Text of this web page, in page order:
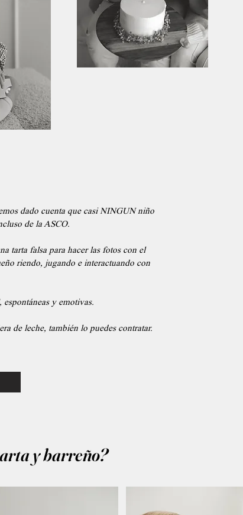
dado cuenta que casi NINGUN niño
de la ASCO.
tarta falsa para hacer las fotos con el
riendo, jugando e interactuando con
y emotivas.
de leche, también lo puedes contratar.
y barreño?